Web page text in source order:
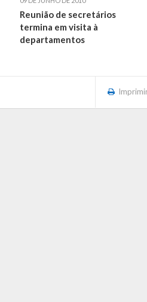
Reunião de secretários
termina em visita à
departamentos